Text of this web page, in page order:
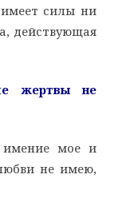
силы ни
действующая
жертвы не
мое и
не имею,